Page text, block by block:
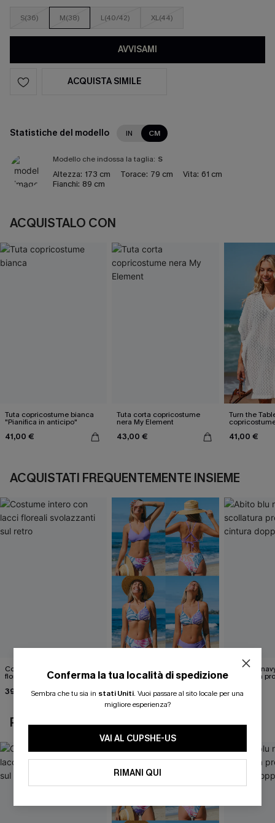
S(36) M(38) L(40/42) XL(44)
AVVISAMI
ACQUISTA SIMILE
Statistiche del modello IN CM
Modello che indossa la taglia: S
Altezza: 173 cm Torace: 79 cm Vita: 61 cm
Fianchi: 89 cm
ACQUISTALO CON
Tuta copricostume bianca
"Pianifica in anticipo"
41,00 €
Tuta corta copricostume
nera My Element
43,00 €
Turn the
41,00 €
ACQUISTATI FREQUENTEMENTE INSIEME
Costume intero con lacci
floreali svolazzanti sul retro
39,00 €
reversibile e pantaloni a vita
40,00 €
Abito blu
scollatura
24,90 €
POTREBBE INTERESSARTI ANCHE
Conferma la tua località di spedizione
Sembra che tu sia in stati Uniti. Vuoi passare al sito locale per una
migliore esperienza?
VAI AL CUPSHE-US
RIMANI QUI